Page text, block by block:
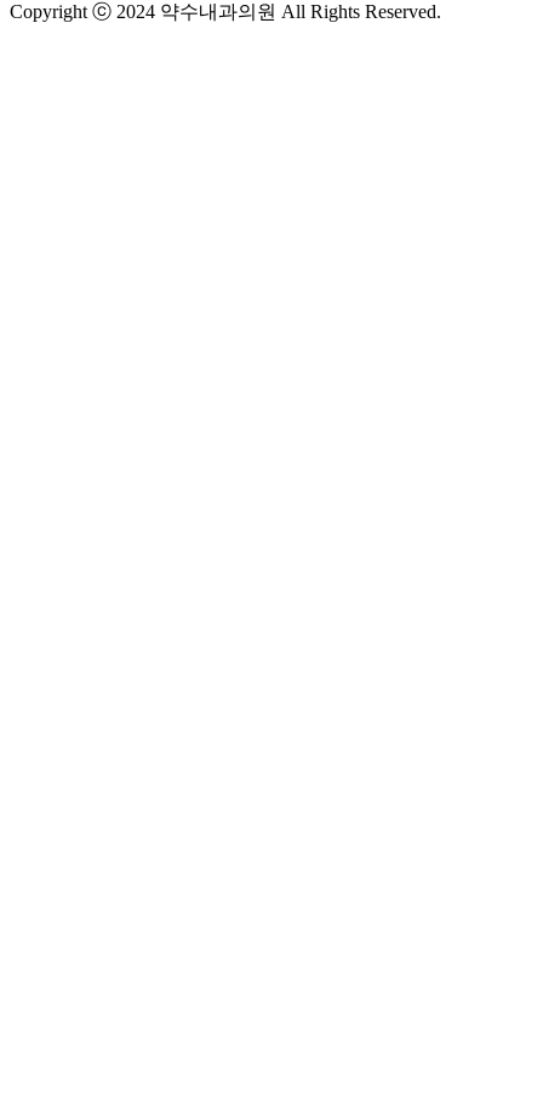
Copyright ⓒ 2024 약수내과의원 All Rights Reserved.